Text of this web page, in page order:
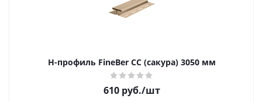
Н-профиль FineBer CC (сакура) 3050 мм
610руб./шт